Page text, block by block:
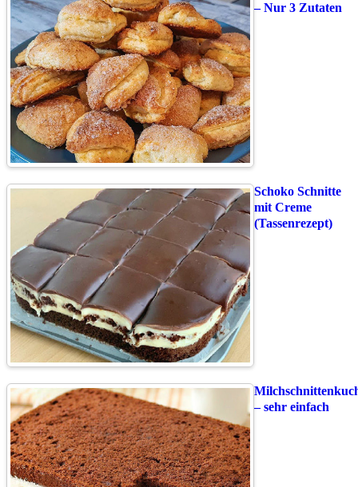
– Nur 3 Zutaten
Schoko Schnitte
mit Creme
(Tassenrezept)
– sehr einfach